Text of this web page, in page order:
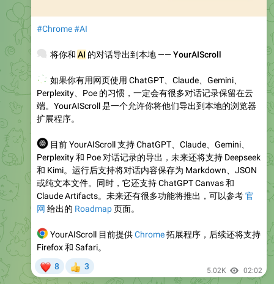
#Chrome#AI
将你和 AI 的对话导出到本地 —— YourAIScroll
如果你有用网页使用 ChatGPT、Claude、Gemini、
Perplexity、Poe 的习惯，一定会有很多对话记录保留在云
端。YourAIScroll 是一个允许你将他们导出到本地的浏览器
扩展程序。
目前 YourAIScroll 支持 ChatGPT、Claude、Gemini、
Perplexity 和 Poe 对话记录的导出，未来还将支持 Deepseek
和 Kimi。运行后支持将对话内容保存为 Markdown、JSON
或纯文本文件。同时，它还支持 ChatGPT Canvas 和
Claude Artifacts。未来还有很多功能将推出，可以参考官
网 给出的 Roadmap页面。
YourAIScroll 目前提供Chrome拓展程序，后续还将支持
Firefox 和 Safari。
8 3 5.02K 02:02